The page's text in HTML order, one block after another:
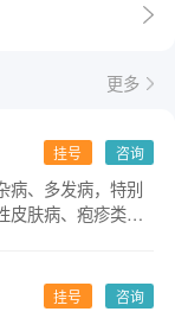
更多
咨询
挂号
病、多发病，特别
皮肤病、疱疹类皮
咨询
挂号